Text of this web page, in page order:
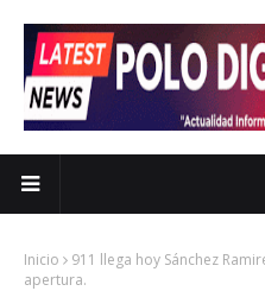
Inicio
911 llega hoy Sánchez
apertura.